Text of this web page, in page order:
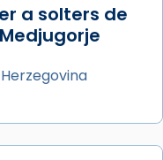
les invasions
a patró dels
de tota
a solters de